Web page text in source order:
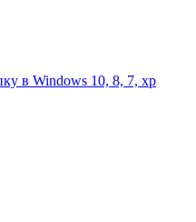
в Windows 10, 8, 7, xp